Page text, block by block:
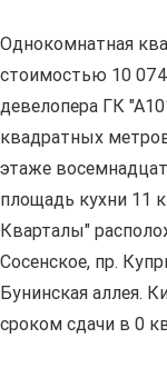
Однокомнатная
стоимостью 10 074
девелопера ГК
квадратных
этаже
площадь кухни 11
Кварталы"
Сосенское, пр.
Бунинская аллея.
сроком сдачи в 0